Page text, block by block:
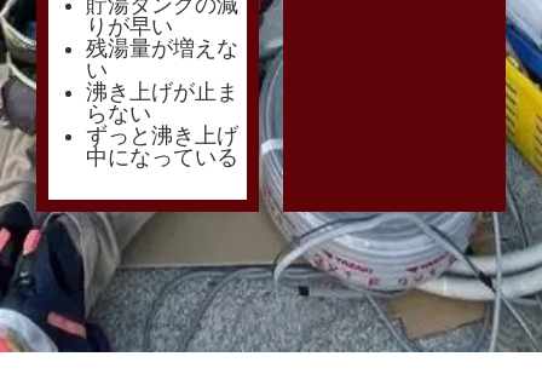
貯湯タンクの減
りが早い
残湯量が増えな
い
沸き上げが止ま
らない
ずっと沸き上げ
中になっている